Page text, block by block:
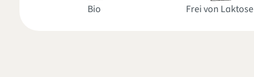
Bio Frei von Laktose